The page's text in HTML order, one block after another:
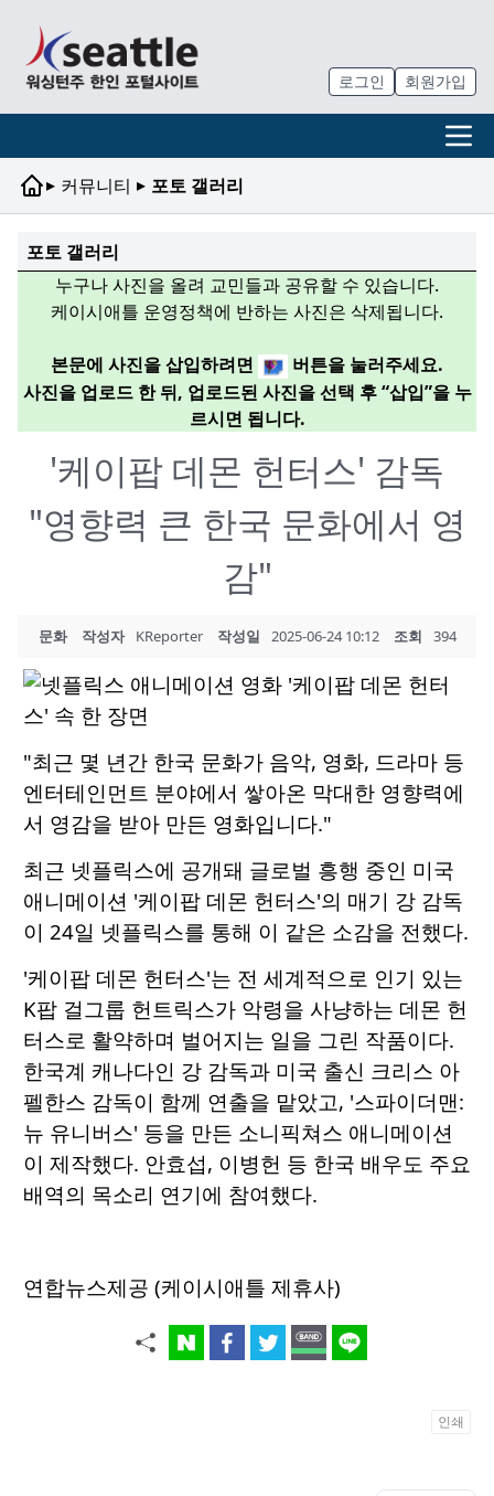
로그인 회원가입
▸ 커뮤니티 ▸ 포토 갤러리
포토 갤러리
누구나 사진을 올려 교민들과 공유할 수 있습니다.
케이시애틀 운영정책에 반하는 사진은 삭제됩니다.
본문에 사진을 삽입하려면
버튼을 눌러주세요.
사진을 업로드 한 뒤, 업로드된 사진을 선택 후 “삽입”을 누
르시면 됩니다.
'케이팝 데몬 헌터스' 감독
"영향력 큰 한국 문화에서 영
감"
문화 작성자 KReporter 작성일 2025-06-24 10:12 조회 394
"최근 몇 년간 한국 문화가 음악, 영화, 드라마 등
엔터테인먼트 분야에서 쌓아온 막대한 영향력에
서 영감을 받아 만든 영화입니다."
최근 넷플릭스에 공개돼 글로벌 흥행 중인 미국
애니메이션 '케이팝 데몬 헌터스'의 매기 강 감독
이 24일 넷플릭스를 통해 이 같은 소감을 전했다.
'케이팝 데몬 헌터스'는 전 세계적으로 인기 있는
K팝 걸그룹 헌트릭스가 악령을 사냥하는 데몬 헌
터스로 활약하며 벌어지는 일을 그린 작품이다.
한국계 캐나다인 강 감독과 미국 출신 크리스 아
펠한스 감독이 함께 연출을 맡았고, '스파이더맨:
뉴 유니버스' 등을 만든 소니픽쳐스 애니메이션
이 제작했다. 안효섭, 이병헌 등 한국 배우도 주요
배역의 목소리 연기에 참여했다.
연합뉴스제공 (케이시애틀 제휴사)
인쇄